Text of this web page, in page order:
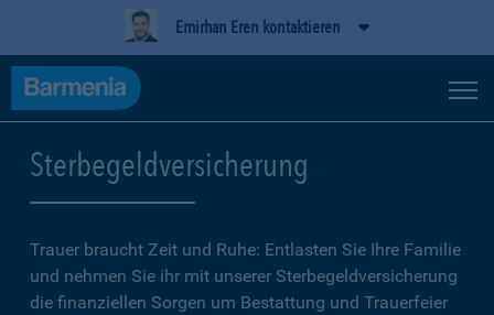
Emirhan Eren kontaktieren
Sterbegeldversicherung
Trauer braucht Zeit und Ruhe: Entlasten Sie Ihre Familie
und nehmen Sie ihr mit unserer Sterbegeldversicherung
die finanziellen Sorgen um Bestattung und Trauerfeier